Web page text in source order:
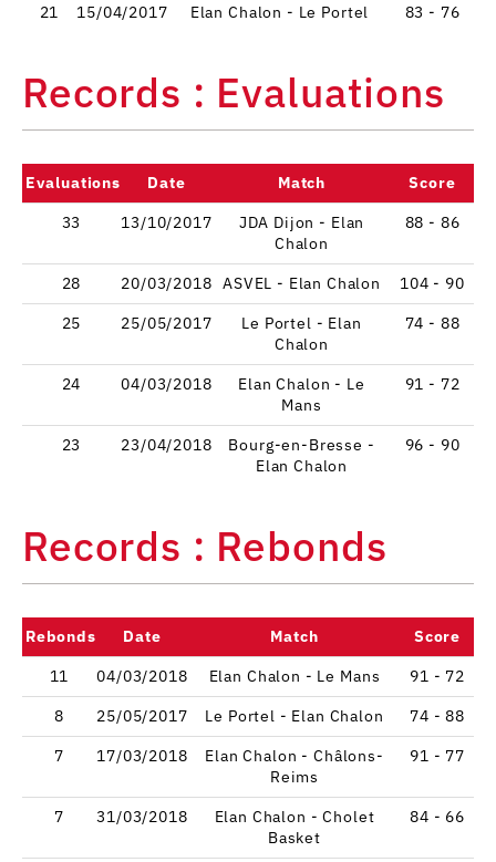
21
15/04/2017 Elan Chalon - Le Portel 83 - 76
Records : Evaluations
Evaluations Date Match
Score
33
13/10/2017
JDA Dijon - Elan
Chalon
88 - 86
28 20/03/2018 ASVEL - Elan Chalon
104 - 90
25
25/05/2017
Le Portel - Elan
Chalon
74 - 88
24 04/03/2018
Elan Chalon - Le
Mans
91 - 72
23 23/04/2018
Bourg-en-Bresse -
Elan Chalon
96 - 90
Records : Rebonds
Rebonds Date Match
Score
11
04/03/2018 Elan Chalon - Le Mans
91 - 72
8
25/05/2017 Le Portel - Elan Chalon
74 - 88
7
17/03/2018
Elan Chalon - Châlons-
Reims
91 - 77
7 31/03/2018
Elan Chalon - Cholet
Basket
84 - 66